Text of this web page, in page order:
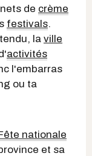
de crème
festivals.
la ville
activités
l'embarras
ou ta
nationale
et sa